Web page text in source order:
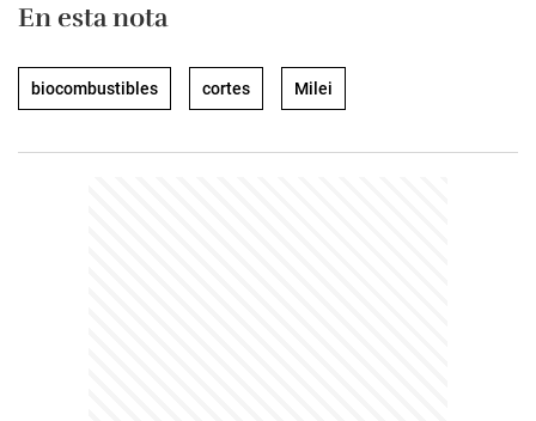
En esta nota
biocombustibles cortes Milei